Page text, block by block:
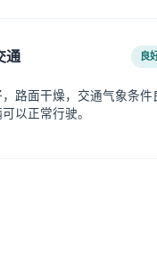
通 良
路面干燥，交通气象条件
以正常行驶。